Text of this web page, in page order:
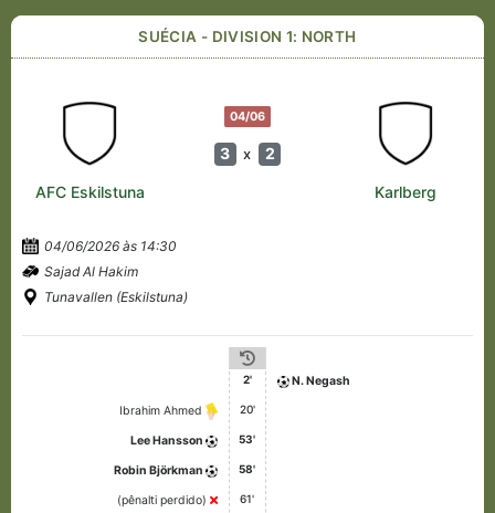
SUÉCIA - DIVISION 1: NORTH
04/06
3 x 2
AFC Eskilstuna Karlberg
04/06/2026 às 14:30
Sajad Al Hakim
Tunavallen (Eskilstuna)
2' N. Negash
Ibrahim Ahmed 20'
Lee Hansson 53'
Robin Björkman 58'
(pênalti perdido) 61'